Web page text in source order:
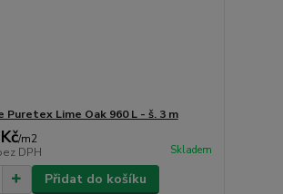
Puretex Lime Oak 960 L - š. 3 m
/m2
DPH Skladem
Přidat do košíku